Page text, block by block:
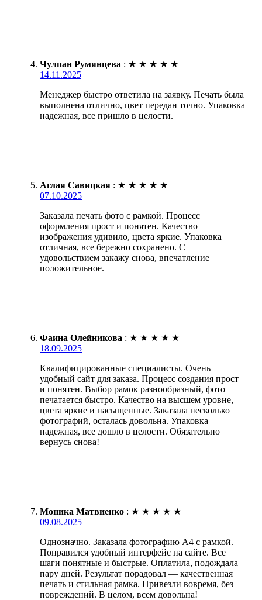
Чулпан Румянцева : ★ ★ ★ ★ ★
14.11.2025
Менеджер быстро ответила на заявку. Печать была
выполнена отлично, цвет передан точно. Упаковка
надежная, все пришло в целости.
Аглая Савицкая : ★ ★ ★ ★ ★
07.10.2025
Заказала печать фото с рамкой. Процесс
оформления прост и понятен. Качество
изображения удивило, цвета яркие. Упаковка
отличная, все бережно сохранено. С
удовольствием закажу снова, впечатление
положительное.
Фаина Олейникова : ★ ★ ★ ★ ★
18.09.2025
Квалифицированные специалисты. Очень
удобный сайт для заказа. Процесс создания прост
и понятен. Выбор рамок разнообразный, фото
печатается быстро. Качество на высшем уровне,
цвета яркие и насыщенные. Заказала несколько
фотографий, осталась довольна. Упаковка
надежная, все дошло в целости. Обязательно
вернусь снова!
Моника Матвиенко : ★ ★ ★ ★ ★
09.08.2025
Однозначно. Заказала фотографию А4 с рамкой.
Понравился удобный интерфейс на сайте. Все
шаги понятные и быстрые. Оплатила, подождала
пару дней. Результат порадовал — качественная
печать и стильная рамка. Привезли вовремя, без
повреждений. В целом, всем довольна!